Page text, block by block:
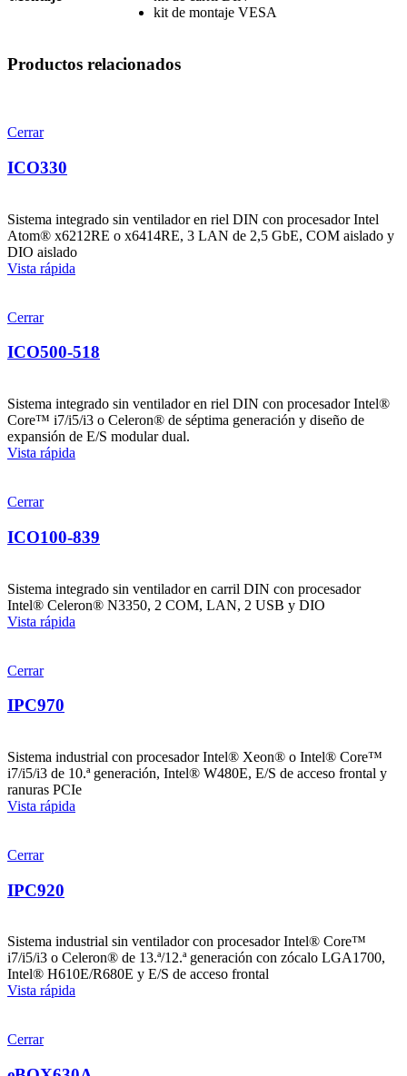
kit de montaje VESA
Productos relacionados
Cerrar
ICO330
Sistema integrado sin ventilador en riel DIN con procesador Intel
Atom® x6212RE o x6414RE, 3 LAN de 2,5 GbE, COM aislado y
DIO aislado
Vista rápida
Cerrar
ICO500-518
Sistema integrado sin ventilador en riel DIN con procesador Intel®
Core™ i7/i5/i3 o Celeron® de séptima generación y diseño de
expansión de E/S modular dual.
Vista rápida
Cerrar
ICO100-839
Sistema integrado sin ventilador en carril DIN con procesador
Intel® Celeron® N3350, 2 COM, LAN, 2 USB y DIO
Vista rápida
Cerrar
IPC970
Sistema industrial con procesador Intel® Xeon® o Intel® Core™
i7/i5/i3 de 10.ª generación, Intel® W480E, E/S de acceso frontal y
ranuras PCIe
Vista rápida
Cerrar
IPC920
Sistema industrial sin ventilador con procesador Intel® Core™
i7/i5/i3 o Celeron® de 13.ª/12.ª generación con zócalo LGA1700,
Intel® H610E/R680E y E/S de acceso frontal
Vista rápida
Cerrar